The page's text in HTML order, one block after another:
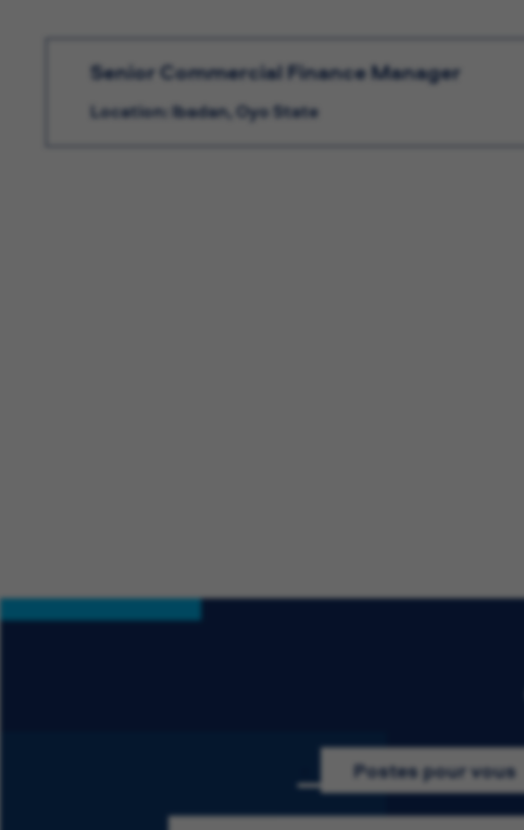
Senior Commercial Finance Manager
Location: Ibadan, Oyo State
Postes pour vous